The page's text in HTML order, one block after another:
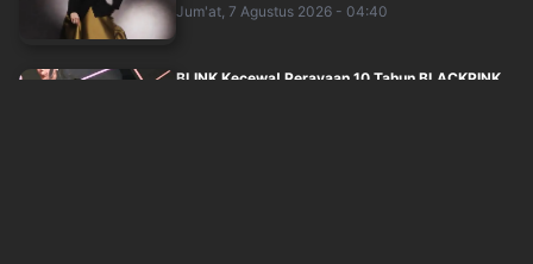
Jum'at, 7 Agustus 2026 - 04:40
BLINK Kecewa! Perayaan 10 Tahun BLACKPINK